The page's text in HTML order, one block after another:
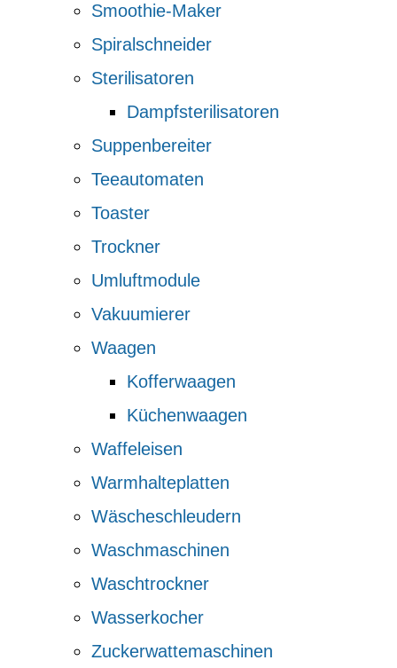
Smoothie-Maker
Spiralschneider
Sterilisatoren
Dampfsterilisatoren
Suppenbereiter
Teeautomaten
Toaster
Trockner
Umluftmodule
Vakuumierer
Waagen
Kofferwaagen
Küchenwaagen
Waffeleisen
Warmhalteplatten
Wäscheschleudern
Waschmaschinen
Waschtrockner
Wasserkocher
Zuckerwattemaschinen